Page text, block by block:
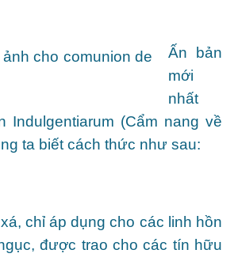
Ấn bản
mới
nhất
Indulgentiarum (Cẩm nang về
ta biết cách thức như sau:
chỉ áp dụng cho các linh hồn
được trao cho các tín hữu